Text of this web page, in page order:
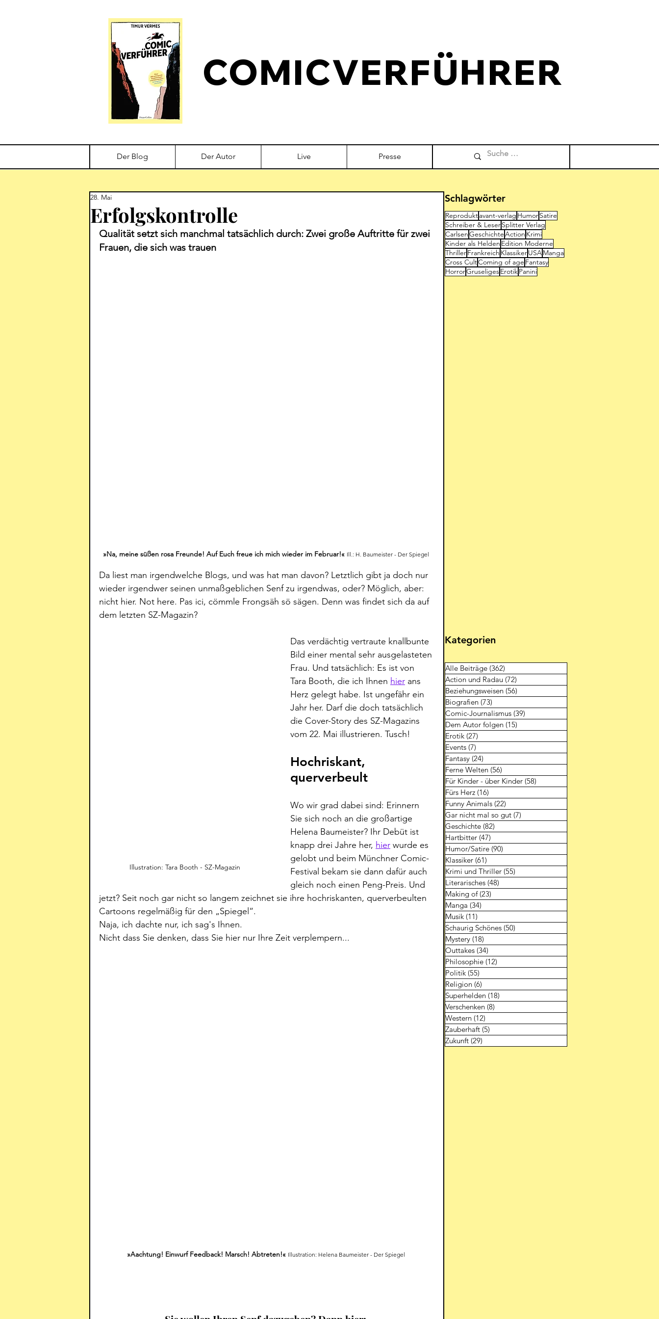
COMICVERFÜHRER
Der Blog Der Autor Live Presse
Erfolgskontrolle
28. Mai
Qualität setzt sich manchmal tatsächlich durch: Zwei große Auftritte für zwei
Frauen, die sich was trauen
»Na, meine süßen rosa Freunde! Auf Euch freue ich mich wieder im Februar!« Ill.: H. Baumeister - Der Spiegel
Da liest man irgendwelche Blogs, und was hat man davon? Letztlich gibt ja doch nur
wieder irgendwer seinen unmaßgeblichen Senf zu irgendwas, oder? Möglich, aber:
nicht hier. Not here. Pas ici, cömmle Frongsäh sö sägen. Denn was findet sich da auf
dem letzten SZ-Magazin?
Illustration: Tara Booth - SZ-Magazin
Das verdächtig vertraute knallbunte
Bild einer mental sehr ausgelasteten
Frau. Und tatsächlich: Es ist von
Tara Booth, die ich Ihnen hier ans
Herz gelegt habe. Ist ungefähr ein
Jahr her. Darf die doch tatsächlich
die Cover-Story des SZ-Magazins
vom 22. Mai illustrieren. Tusch!
Hochriskant,
querverbeult
Wo wir grad dabei sind: Erinnern
Sie sich noch an die großartige
Helena Baumeister? Ihr Debüt ist
knapp drei Jahre her, hier wurde es
gelobt und beim Münchner Comic-
Festival bekam sie dann dafür auch
gleich noch einen Peng-Preis. Und
jetzt? Seit noch gar nicht so langem zeichnet sie ihre hochriskanten, querverbeulten
Cartoons regelmäßig für den „Spiegel“.
Naja, ich dachte nur, ich sag's Ihnen.
Nicht dass Sie denken, dass Sie hier nur Ihre Zeit verplempern...
»Aachtung! Einwurf Feedback! Marsch! Abtreten!« Illustration: Helena Baumeister - Der Spiegel
Schlagwörter
Reproduktavant-verlag HumorSatire
Schreiber & LeserSplitter Verlag
CarlsenGeschichteAction Krimi
Kinder als Helden Edition Moderne
ThrillerFrankreich KlassikerUSAManga
Cross CultComing of age Fantasy
HorrorGruseligesErotikPanini
Kategorien
Alle Beiträge (362)
Action und Radau (72)
Beziehungsweisen (56)
Biografien (73)
Comic-Journalismus (39)
Dem Autor folgen (15)
Erotik (27)
Events (7)
Fantasy (24)
Ferne Welten (56)
Für Kinder - über Kinder (58)
Fürs Herz (16)
Funny Animals (22)
Gar nicht mal so gut (7)
Geschichte (82)
Hartbitter (47)
Humor/Satire (90)
Klassiker (61)
Krimi und Thriller (55)
Literarisches (48)
Making of (23)
Manga (34)
Musik (11)
Schaurig Schönes (50)
Mystery (18)
Outtakes (34)
Philosophie (12)
Politik (55)
Religion (6)
Superhelden (18)
Verschenken (8)
Western (12)
Zauberhaft (5)
Zukunft (29)